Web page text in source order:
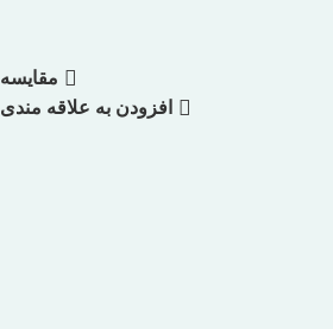
مقایسه
افزودن به علاقه مندی